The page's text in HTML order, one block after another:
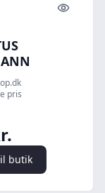
Quick
- Sort
pris
butik